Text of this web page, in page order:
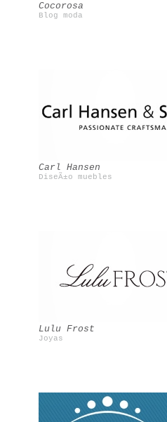
Cocorosa
Blog moda
Carl Hansen
DiseÃ±o muebles
Slinkachu
Lulu Frost
Joyas
Le blog de Betty